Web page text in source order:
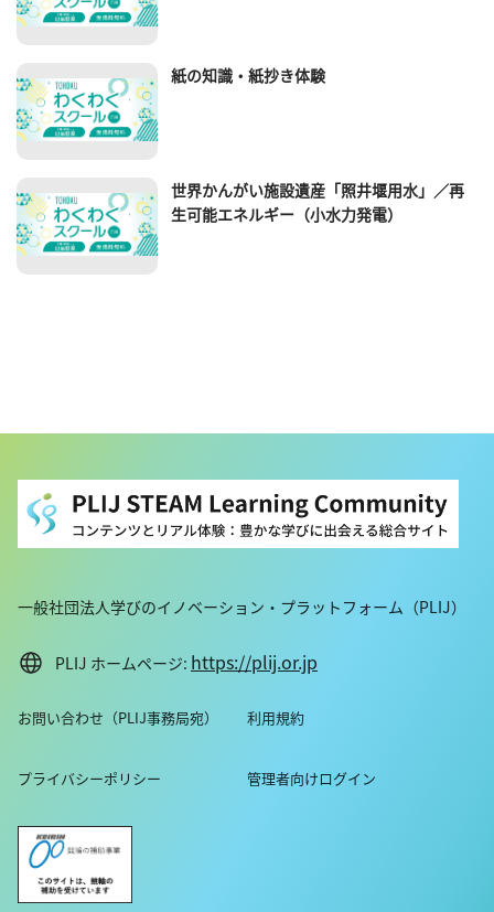
紙の知識・紙抄き体験
世界かんがい施設遺産「照井堰用水」／再
生可能エネルギー（小水力発電）
一般社団法人学びのイノベーション・プラットフォーム（PLIJ）
PLIJ ホームページ: https://plij.or.jp
お問い合わせ（PLIJ事務局宛） 利用規約
プライバシーポリシー 管理者向けログイン